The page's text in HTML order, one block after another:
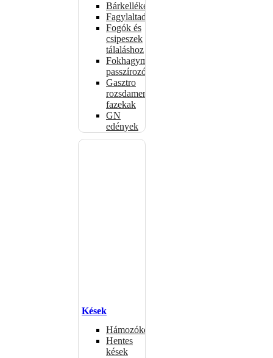
Bárkellékek
Fagylaltadagolók
Fogók és
csipeszek
tálaláshoz
Fokhagymaprések,
passzírozók
Gasztro
rozsdamentes
fazekak
GN
edények
Kések
Hámozókések
Hentes
kések